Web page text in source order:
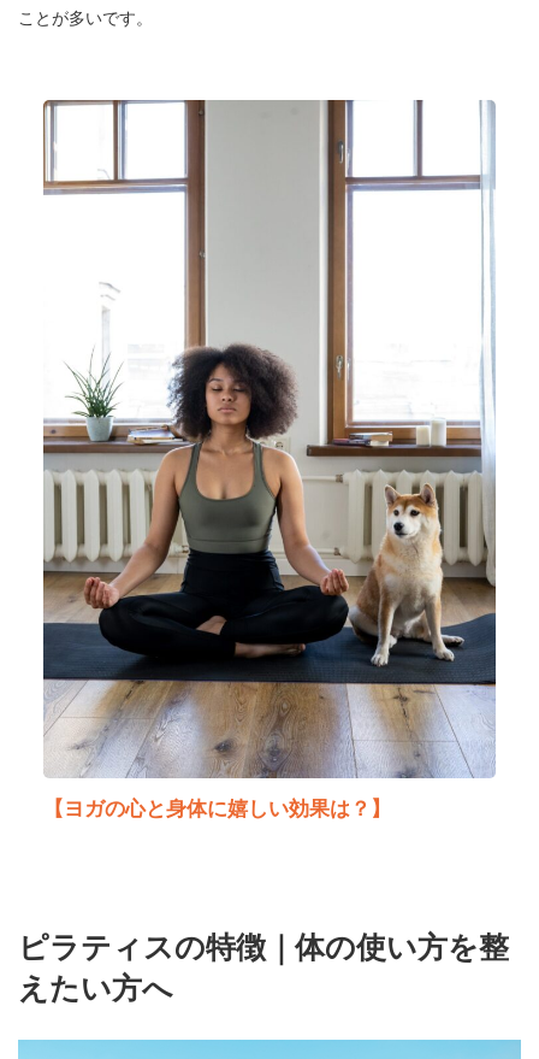
ことが多いです。
【ヨガの心と身体に嬉しい効果は？】
ピラティスの特徴｜体の使い方を整
えたい方へ